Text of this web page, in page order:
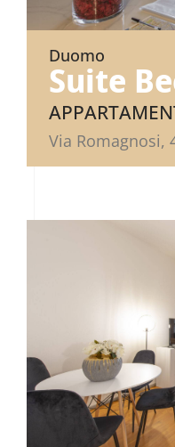
Duomo
Suite
Via Romagnosi,